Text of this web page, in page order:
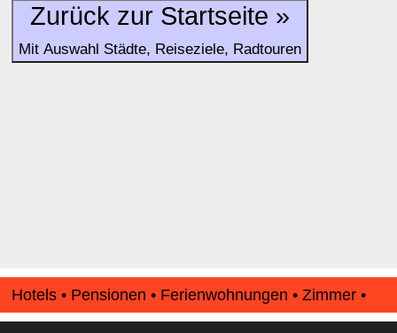
Zurück zur Startseite »
Mit Auswahl Städte, Reiseziele, Radtouren
Hotels • Pensionen • Ferienwohnungen • Zimmer •
Apartments • www.Finde-Unterkunft.de